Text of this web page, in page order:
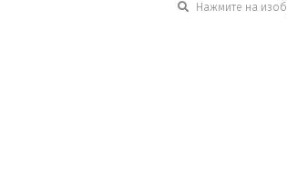
Нажмите на